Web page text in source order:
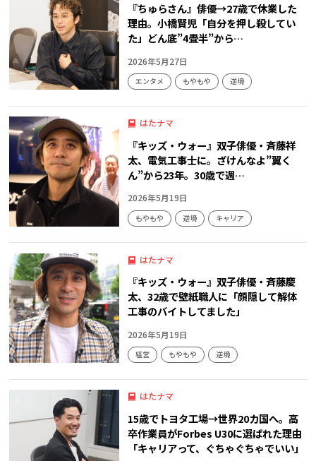
『ちゅらさん』俳優→27歳で休業した
理由。小橋賢児「自分を押し殺してい
た」どん底”4畳半”から…
2026年5月27日
エンタメ もやもや 逆境
はたナマ
『キッズ・ウォー』双子俳優・斉藤祥
太、電気工事士に。ざけんなよ”翼く
ん”から23年。30歳で週…
2026年5月19日
もやもや 逆境 キャリア
はたナマ
『キッズ・ウォー』双子俳優・斉藤慶
太、32歳で壁紙職人に「顔隠して解体
工事のバイトしてました」
2026年5月19日
経営 もやもや 逆境
はたナマ
15歳でトヨタ工場→世界20カ国へ。高
卒作業員がForbes U30に選ばれた理由
「キャリアって、ぐちゃぐちゃでいい」